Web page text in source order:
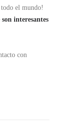
todo el mundo!
interesantes
con